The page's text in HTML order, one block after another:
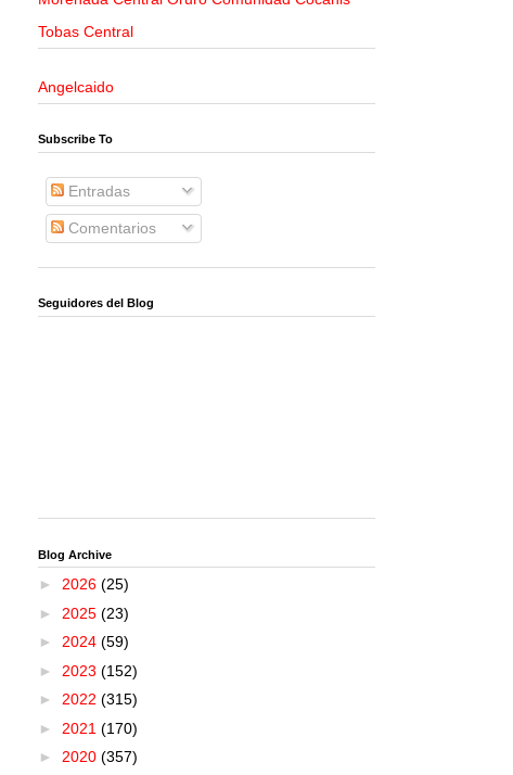
Tobas Central
Angelcaido
Subscribe To
Entradas
Comentarios
Seguidores del Blog
Blog Archive
► 2026 (25)
► 2025 (23)
► 2024 (59)
► 2023 (152)
► 2022 (315)
► 2021 (170)
► 2020 (357)